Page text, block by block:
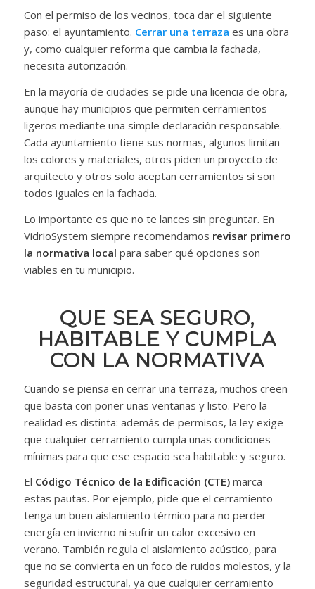
Con el permiso de los vecinos, toca dar el siguiente
paso: el ayuntamiento. Cerrar una terraza es una obra
y, como cualquier reforma que cambia la fachada,
necesita autorización.
En la mayoría de ciudades se pide una licencia de obra,
aunque hay municipios que permiten cerramientos
ligeros mediante una simple declaración responsable.
Cada ayuntamiento tiene sus normas, algunos limitan
los colores y materiales, otros piden un proyecto de
arquitecto y otros solo aceptan cerramientos si son
todos iguales en la fachada.
Lo importante es que no te lances sin preguntar. En
VidrioSystem siempre recomendamos revisar primero
la normativa local para saber qué opciones son
viables en tu municipio.
QUE SEA SEGURO,
HABITABLE Y CUMPLA
CON LA NORMATIVA
Cuando se piensa en cerrar una terraza, muchos creen
que basta con poner unas ventanas y listo. Pero la
realidad es distinta: además de permisos, la ley exige
que cualquier cerramiento cumpla unas condiciones
mínimas para que ese espacio sea habitable y seguro.
El Código Técnico de la Edificación (CTE)marca
estas pautas. Por ejemplo, pide que el cerramiento
tenga un buen aislamiento térmico para no perder
energía en invierno ni sufrir un calor excesivo en
verano. También regula el aislamiento acústico, para
que no se convierta en un foco de ruidos molestos, y la
seguridad estructural, ya que cualquier cerramiento